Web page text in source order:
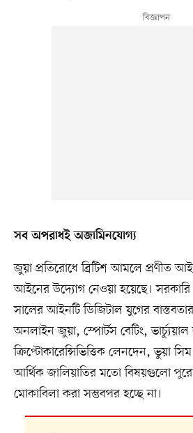
সব অপরাধই অজামিনযোগ্য
জুয়া প্রতিরোধে ব্রিটিশ আমলে প্রণীত
আইনের উদ্যোগ নেওয়া হয়েছে।
সালের আইনটি ডিজিটাল যুগের বাস্তবতার
অনলাইন জুয়া, স্পোর্টস বেটিং,
ক্রিপ্টোকারেন্সিভিত্তিক লেনদেন, ভুয়া
আর্থিক জালিয়াতির মতো বিষয়গুলো
মোকাবিলা করা সম্ভবপর হচ্ছে না।